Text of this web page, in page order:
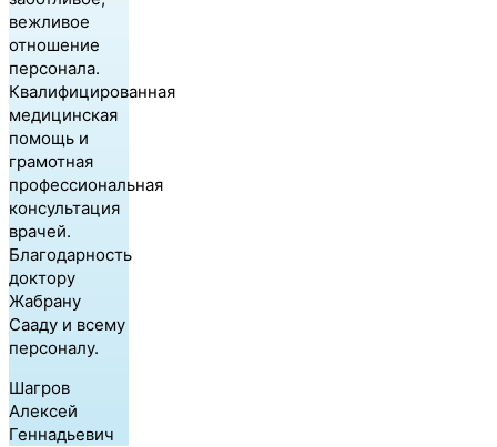
вежливое
отношение
персонала.
Квалифицированная
медицинская
помощь и
грамотная
профессиональная
консультация
врачей.
Благодарность
доктору
Жабрану
Сааду и всему
персоналу.
Шагров
Алексей
Геннадьевич